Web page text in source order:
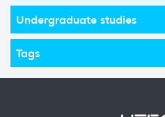
Undergraduate studies
Tags